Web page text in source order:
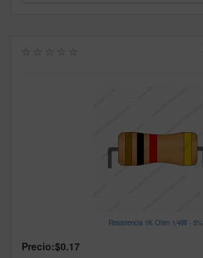
Resistencia 1K Ohm 1/4W - 5%
Precio:$0.17